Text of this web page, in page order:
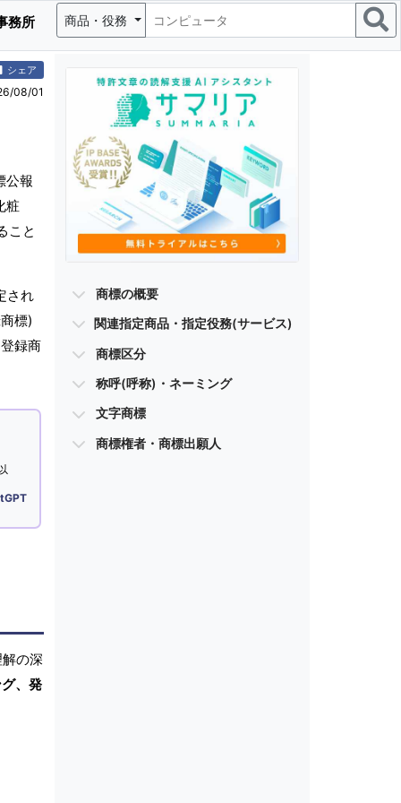
務所 商品・役務
シェア
08/01
公報
粧
こと
され
標)
録商
の深
、発
商標の概要
関連指定商品・指定役務(サービス)
商標区分
称呼(呼称)・ネーミング
文字商標
商標権者・商標出願人